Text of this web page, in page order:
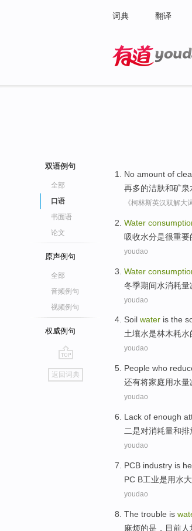
词典 翻译
双语例句
全部
口语
书面语
论文
原声例句
全部
音频例句
视频例句
权威例句
go
top
返回词典
No amount of
再多的洁肤和矿泉
《柯林斯英汉双解大
Water
吸收水分是很重要
youdao
Water
冬季期间水消耗量
youdao
Soil water is the
土壤水是林木耗水
youdao
People who
还有将家庭用水量
youdao
Lack of enough
二是对消耗量和排
youdao
PCB industry is
PC B工业是用水
youdao
The trouble is
麻烦的是 ，目前人